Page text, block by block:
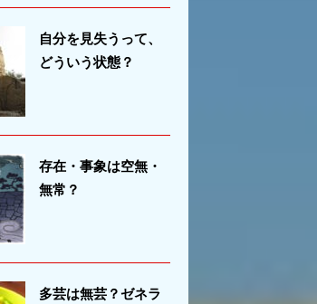
自分を見失うって、
どういう状態？
存在・事象は空無・
無常？
多芸は無芸？ゼネラ